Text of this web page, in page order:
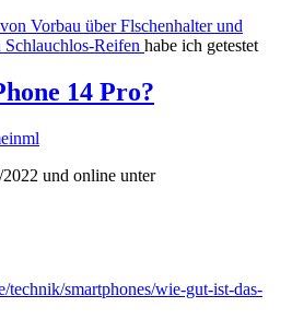
Vorbau über Flschenhalter und
Reifen habe ich getestet
14 Pro?
ml
und online unter
smartphones/wie-gut-ist-das-